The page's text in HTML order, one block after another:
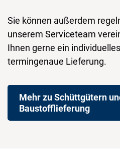
Sie können außerdem
unserem Serviceteam
Ihnen gerne ein
termingenaue Lieferung.
Mehr zu Schüttgütern
Baustofflieferung